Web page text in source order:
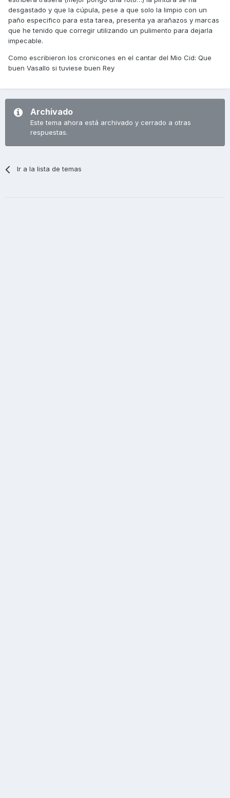
desgastado y que la cúpula, pese a que solo la limpio con un
paño especifico para esta tarea, presenta ya arañazos y marcas
que he tenido que corregir utilizando un pulimento para dejarla
impecable.
Como escribieron los cronicones en el cantar del Mio Cid: Que
buen Vasallo si tuviese buen Rey
Archivado
Este tema ahora está archivado y cerrado a otras
respuestas.
Ir a la lista de temas